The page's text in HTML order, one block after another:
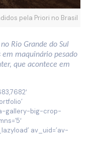
pela Priori no Brasil
Rio Grande do Sul
em maquinário pesado
que acontece em
gallery-big-crop-
av_uid=’av-